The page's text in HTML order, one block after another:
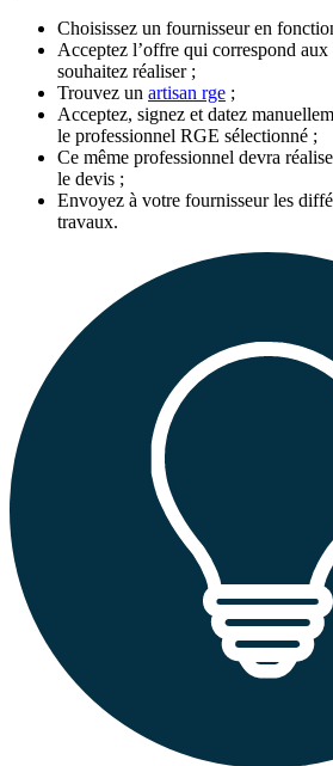
Choisissez un fournisseur en
Acceptez l’offre qui correspond
souhaitez réaliser ;
Trouvez un artisan rge ;
Acceptez, signez et datez
le professionnel RGE sélectionné ;
Ce même professionnel devra
le devis ;
Envoyez à votre fournisseur les
travaux.